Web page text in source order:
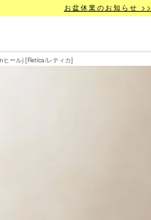
お盆休業のお知らせ >>
ヒール) [Retica/レティカ]